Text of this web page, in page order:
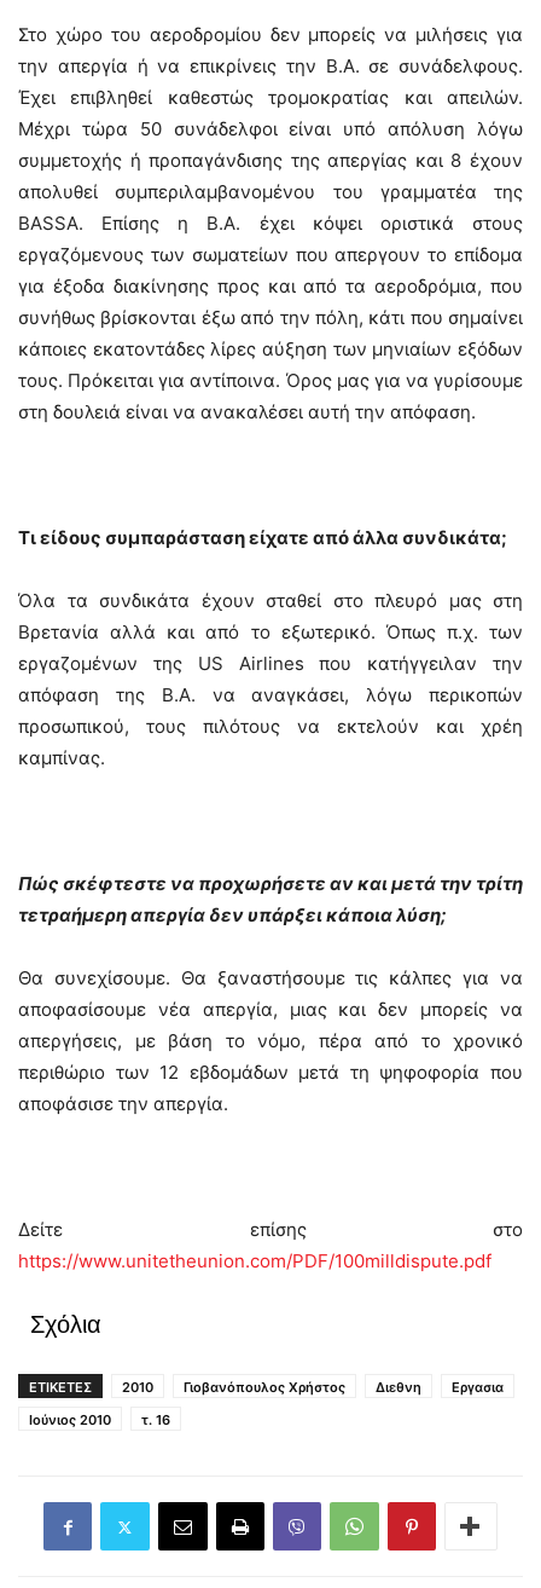
Στο χώρο του αεροδρομίου δεν μπορείς να μιλήσεις για
την απεργία ή να επικρίνεις την Β.Α. σε συνάδελφους.
Έχει επιβληθεί καθεστώς τρομοκρατίας και απειλών.
Μέχρι τώρα 50 συνάδελφοι είναι υπό απόλυση λόγω
συμμετοχής ή προπαγάνδισης της απεργίας και 8 έχουν
απολυθεί συμπεριλαμβανομένου του γραμματέα της
ΒASSA. Επίσης η Β.Α. έχει κόψει οριστικά στους
εργαζόμενους των σωματείων που απεργουν το επίδομα
για έξοδα διακίνησης προς και από τα αεροδρόμια, που
συνήθως βρίσκονται έξω από την πόλη, κάτι που σημαίνει
κάποιες εκατοντάδες λίρες αύξηση των μηνιαίων εξόδων
τους. Πρόκειται για αντίποινα. Όρος μας για να γυρίσουμε
στη δουλειά είναι να ανακαλέσει αυτή την απόφαση.
Τι είδους συμπαράσταση είχατε από άλλα συνδικάτα;
Όλα τα συνδικάτα έχουν σταθεί στο πλευρό μας στη
Βρετανία αλλά και από το εξωτερικό. Όπως π.χ. των
εργαζομένων της US Airlines που κατήγγειλαν την
απόφαση της Β.Α. να αναγκάσει, λόγω περικοπών
προσωπικού, τους πιλότους να εκτελούν και χρέη
καμπίνας.
Πώς σκέφτεστε να προχωρήσετε αν και μετά την τρίτη
τετραήμερη απεργία δεν υπάρξει κάποια λύση;
Θα συνεχίσουμε. Θα ξαναστήσουμε τις κάλπες για να
αποφασίσουμε νέα απεργία, μιας και δεν μπορείς να
απεργήσεις, με βάση το νόμο, πέρα από το χρονικό
περιθώριο των 12 εβδομάδων μετά τη ψηφοφορία που
αποφάσισε την απεργία.
Δείτε επίσης στο
https://www.unitetheunion.com/PDF/100milldispute.pdf
Σχόλια
ΕΤΙΚΕΤΕΣ 2010 Γιοβανόπουλος Χρήστος Διεθνη
Εργασια
Ιούνιος 2010
τ. 16